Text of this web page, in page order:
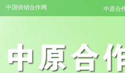
中国供销合作网 中原合